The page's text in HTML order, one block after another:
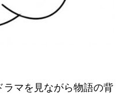
ラマを見ながら物語の背